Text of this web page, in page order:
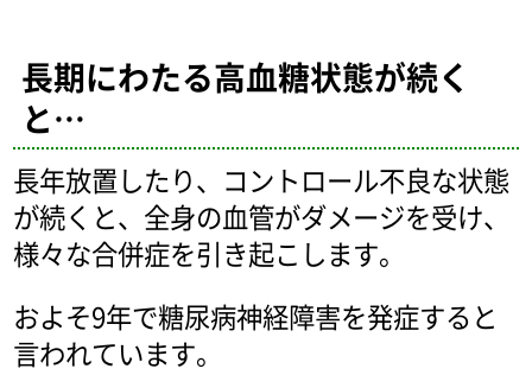
長期にわたる高血糖状態が続く
と…
長年放置したり、コントロール不良な状態
が続くと、全身の血管がダメージを受け、
様々な合併症を引き起こします。
およそ9年で糖尿病神経障害を発症すると
言われています。